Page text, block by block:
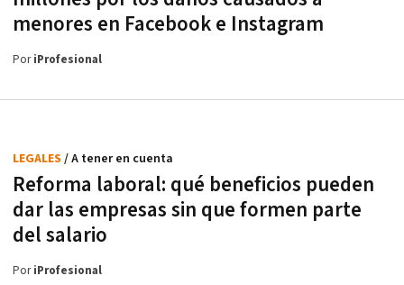
menores en Facebook e Instagram
PoriProfesional
Reforma laboral: qué beneficios pueden
dar las empresas sin que formen parte
del salario
LEGALES / A tener en cuenta
PoriProfesional